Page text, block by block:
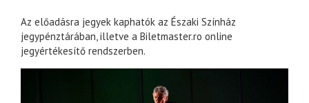
Az előadásra jegyek kaphatók az Északi Színház
jegypénztárában, illetve a Biletmaster.ro online
jegyértékesítő rendszerben.